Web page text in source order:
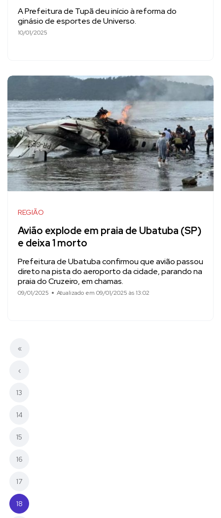
A Prefeitura de Tupã deu início à reforma do
ginásio de esportes de Universo.
10/01/2025
REGIÃO
Avião explode em praia de Ubatuba (SP)
e deixa 1 morto
Prefeitura de Ubatuba confirmou que avião passou
direto na pista do aeroporto da cidade, parando na
praia do Cruzeiro, em chamas.
09/01/2025 Atualizado em 09/01/2025 às 13:02
«
‹
13
14
15
16
17
18(current)